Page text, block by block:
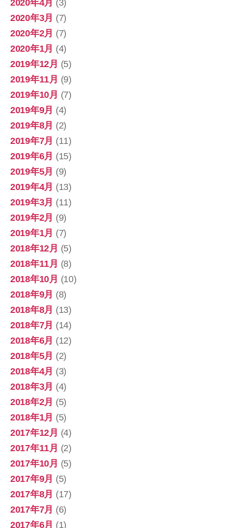
2020年4月 (3)
2020年3月 (7)
2020年2月 (7)
2020年1月 (4)
2019年12月 (5)
2019年11月 (9)
2019年10月 (7)
2019年9月 (4)
2019年8月 (2)
2019年7月 (11)
2019年6月 (15)
2019年5月 (9)
2019年4月 (13)
2019年3月 (11)
2019年2月 (9)
2019年1月 (7)
2018年12月 (5)
2018年11月 (8)
2018年10月 (10)
2018年9月 (8)
2018年8月 (13)
2018年7月 (14)
2018年6月 (12)
2018年5月 (2)
2018年4月 (3)
2018年3月 (4)
2018年2月 (5)
2018年1月 (5)
2017年12月 (4)
2017年11月 (2)
2017年10月 (5)
2017年9月 (5)
2017年8月 (17)
2017年7月 (6)
2017年6月 (1)